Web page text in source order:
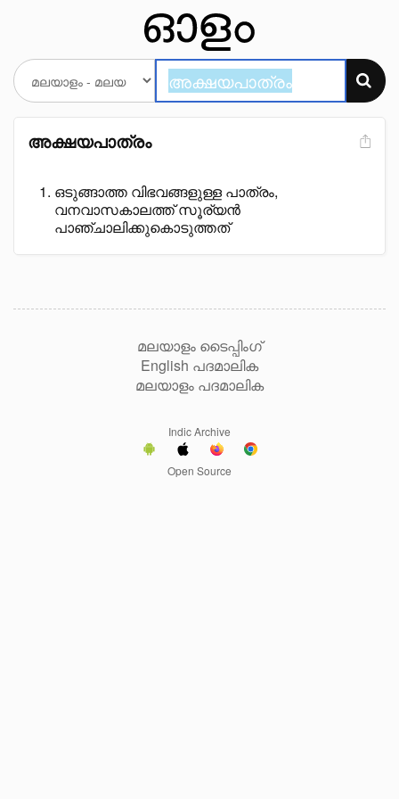
അക്ഷയപാത്രം
ഒടുങ്ങാത്ത വിഭവങ്ങളുള്ള പാത്രം,
വനവാസകാലത്ത് സൂര്യൻ
പാഞ്ചാലിക്കുകൊടുത്തത്
മലയാളം ടൈപ്പിംഗ്
English പദമാലിക
മലയാളം പദമാലിക
Indic Archive
Open Source